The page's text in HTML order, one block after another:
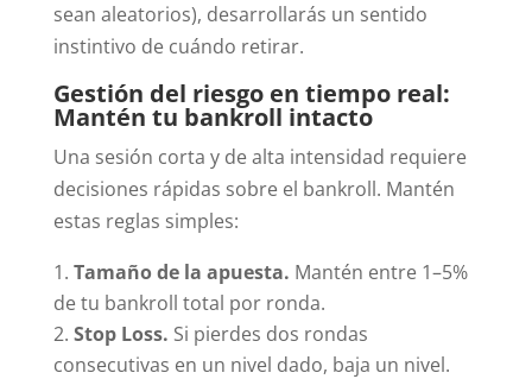
sean aleatorios), desarrollarás un sentido
instintivo de cuándo retirar.
Gestión del riesgo en tiempo real:
Mantén tu bankroll intacto
Una sesión corta y de alta intensidad requiere
decisiones rápidas sobre el bankroll. Mantén
estas reglas simples:
Tamaño de la apuesta. Mantén entre 1–5%
de tu bankroll total por ronda.
Stop Loss. Si pierdes dos rondas
consecutivas en un nivel dado, baja un nivel.